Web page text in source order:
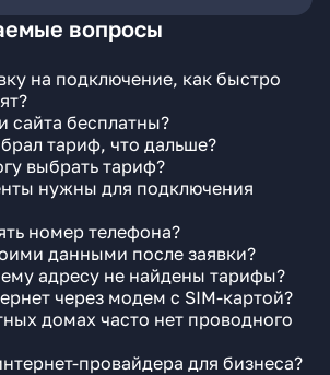
вопросы
на подключение, как быстро
сайта бесплатны?
тариф, что дальше?
выбрать тариф?
нужны для подключения
номер телефона?
данными после заявки?
адресу не найдены тарифы?
через модем с SIM-картой?
домах часто нет проводного
провайдера для бизнеса?